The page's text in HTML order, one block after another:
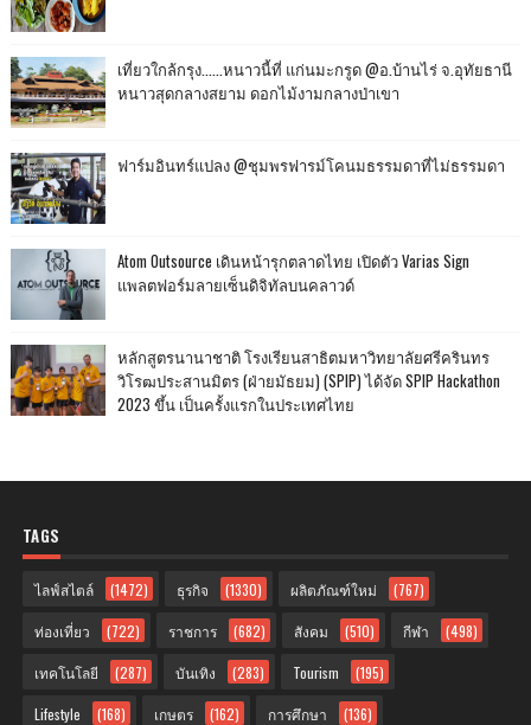
เที่ยวใกล้กรุง......หนาวนี้ที่ แก่นมะกรูด @อ.บ้านไร่ จ.อุทัยธานี
หนาวสุดกลางสยาม ดอกไม้งามกลางป่าเขา
ฟาร์มอินทร์แปลง @ชุมพรฟารม์โคนมธรรมดาที่ไม่ธรรมดา
Atom Outsource เดินหน้ารุกตลาดไทย เปิดตัว Varias Sign
แพลตฟอร์มลายเซ็นดิจิทัลบนคลาวด์
หลักสูตรนานาชาติ โรงเรียนสาธิตมหาวิทยาลัยศรีครินทร
วิโรฒประสานมิตร (ฝ่ายมัธยม) (SPIP) ได้จัด SPIP Hackathon
2023 ขึ้น เป็นครั้งแรกในประเทศไทย
TAGS
ไลฟ์สไตล์ (1472) ธุรกิจ (1330) ผลิตภัณฑ์ใหม่ (767)
ท่องเที่ยว (722) ราชการ (682) สังคม (510) กีฬา (498)
เทคโนโลยี (287) บันเทิง (283) Tourism (195)
Lifestyle (168) เกษตร (162) การศึกษา (136)